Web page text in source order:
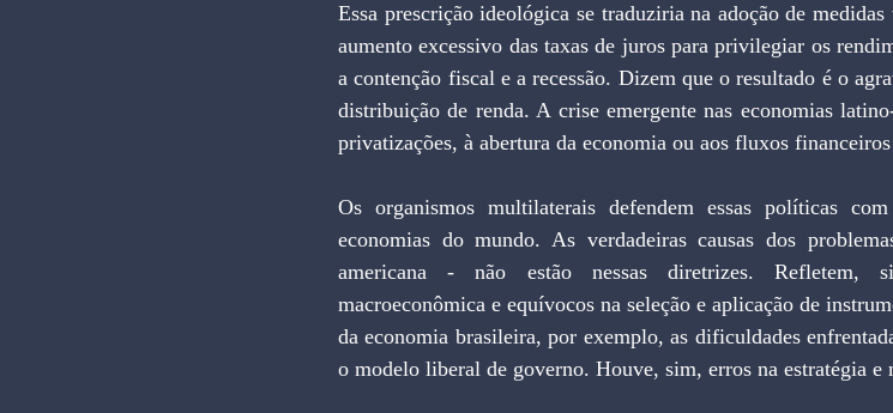
Essa prescrição ideológica se traduziria na adoção de
aumento excessivo das taxas de juros para privilegiar os
a contenção fiscal e a recessão. Dizem que o resultado é o
distribuição de renda. A crise emergente nas economias
privatizações, à abertura da economia ou aos fluxos
Os organismos multilaterais defendem essas políticas
economias do mundo. As verdadeiras causas dos
americana - não estão nessas diretrizes. Refletem,
macroeconômica e equívocos na seleção e aplicação de
da economia brasileira, por exemplo, as dificuldades
o modelo liberal de governo. Houve, sim, erros na estratégia e